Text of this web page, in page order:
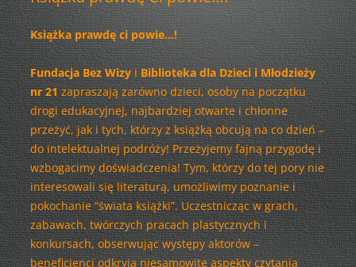
Książka prawdę ci powie…!
Fundacja Bez WizyiBiblioteka dla Dzieci i Młodzieży
nr 21zapraszają zarówno dzieci, osoby na początku
drogi edukacyjnej, najbardziej otwarte i chłonne
przeżyć, jak i tych, którzy z książką obcują na co dzień –
do intelektualnej podróży! Przeżyjemy fajną przygodę i
wzbogacimy doświadczenia! Tym, którzy do tej pory nie
interesowali się literaturą, umożliwimy poznanie i
pokochanie “świata książki”. Uczestnicząc w grach,
zabawach, twórczych pracach plastycznych i
konkursach, obserwując występy aktorów –
beneficjenci odkryją niesamowite aspekty czytania